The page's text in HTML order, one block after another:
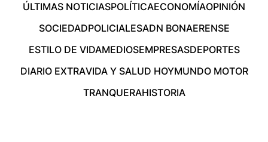
ÚLTIMAS NOTICIASPOLÍTICAECONOMÍAOPINIÓN
SOCIEDADPOLICIALESADN BONAERENSE
ESTILO DE VIDAMEDIOSEMPRESASDEPORTES
DIARIO EXTRAVIDA Y SALUD HOYMUNDO MOTOR
TRANQUERAHISTORIA